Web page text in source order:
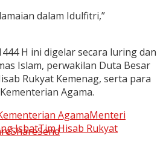
dalam Idulfitri,”
H ini digelar secara luring dan
Islam, perwakilan Duta Besar
Rukyat Kemenag, serta para
Agama.
AgamaMenteri
IsbatTim Hisab Rukyat
ShareSend